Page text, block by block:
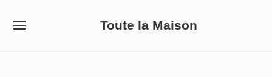
Toute la Maison
SITE